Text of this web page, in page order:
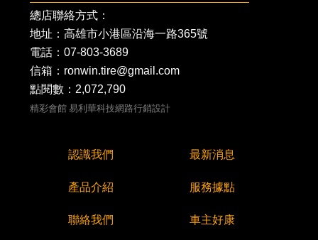
總店聯絡方式：
地址：高雄市小港區沿海一路365號
電話：07-803-3689
信箱：ronwin.tire@gmail.com
點閱數：2,072,790
精彩會館 易利華科技網路行銷設計
認識我們 最新消息
產品介紹 服務據點
聯絡我們 車主好康